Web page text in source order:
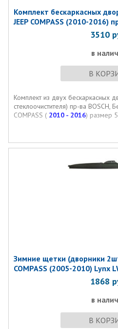
Комплект бескаркаcных
JEEP COMPASS (2010-2016)
3510
в
В
Комплект из двух бескаркаcных
стеклоочистителя) пр-ва BOSCH,
COMPASS (2010 - 2016) размер
Зимние щетки (дворники
COMPASS (2005-2010) Lynx
1868
в
В